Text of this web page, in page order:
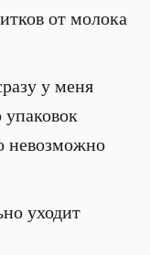
от молока
у меня
упаковок
невозможно
уходит